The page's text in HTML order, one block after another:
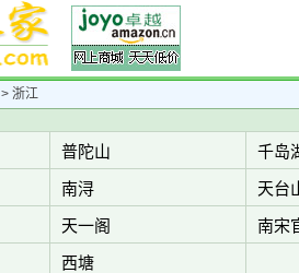
> 浙江
普陀山
千岛
南浔
天台
天一阁
南宋
西塘